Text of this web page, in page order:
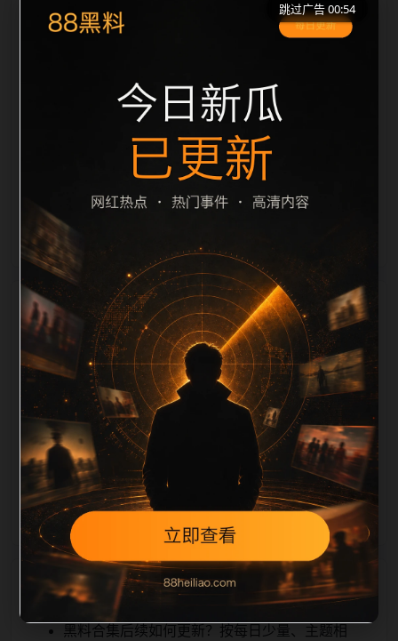
览习惯整理标题、描述、图片和站内推荐。用户进入页
览。本页强调内容归集和主题一致性，避免无关关键词
堆砌，也避免多个站点同步发布完全相同的标题。图片
说明、文件名、alt 和 title 均围绕主关键词、栏目词和
文章标题生成，便于搜索引擎理解页面主题。后续采集
时将继续执行远程图片本地化、坏图默认图兜底、标题
重复过滤和 descrip
栏目内容归集
tion 长度检查。栏目内容按每日少量新增的方式持续扩
展，每篇保留相关问题、站内推荐和清晰的层级路径，
减少用户反复返回搜索页。第47篇作为本栏目的初始建
设内容，主要用于补齐栏目深度、稳定内链结构，并为
后续专题聚合提供可点击入口。如果后续发现页面缺
图、标题过短、描述为空或正文不足，将进入每日
SEO 检查清单自动修正。
相关问题
黑料合集后续如何更新？按每日少量、主题相
跳过广告 00:54